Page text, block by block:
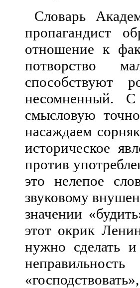
Словарь
пропагандист
отношение к
потворство
способствуют
несомненный.
смысловую
насаждаем
историческое
против
это нелепое
звуковому
значении
этот окрик
нужно сделать